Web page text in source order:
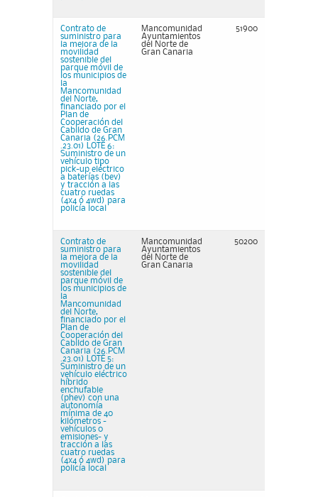
Contrato de
suministro para
la mejora de la
movilidad
sostenible del
parque móvil de
los municipios de
la
Mancomunidad
del Norte,
financiado por el
Plan de
Cooperación del
Cabildo de Gran
Canaria (26.PCM
.23.01) LOTE 6:
Suministro de un
vehículo tipo
pick-up eléctrico
a baterías (bev)
y tracción a las
cuatro ruedas
(4x4 ó 4wd) para
policía local
Mancomunidad
Ayuntamientos
del Norte de
Gran Canaria
51900
Contrato de
suministro para
la mejora de la
movilidad
sostenible del
parque móvil de
los municipios de
la
Mancomunidad
del Norte,
financiado por el
Plan de
Cooperación del
Cabildo de Gran
Canaria (26.PCM
.23.01) LOTE 5:
Suministro de un
vehículo eléctrico
híbrido
enchufable
(phev) con una
autonomía
mínima de 40
kilómetros -
vehículos 0
emisiones- y
tracción a las
cuatro ruedas
(4x4 ó 4wd) para
policía local
Mancomunidad
Ayuntamientos
del Norte de
Gran Canaria
50200